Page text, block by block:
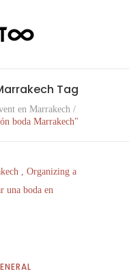
Tag
en Marrakech /
boda Marrakech"